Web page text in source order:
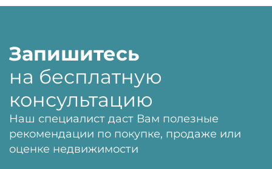
Запишитесь
на бесплатную
консультацию
Наш специалист даст Вам полезные
рекомендации по покупке, продаже или
оценке недвижимости